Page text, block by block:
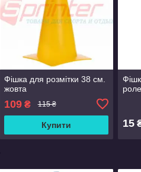
Фішка для розмітки 38 см.
жовта
109₴ 115 ₴
Купити 15